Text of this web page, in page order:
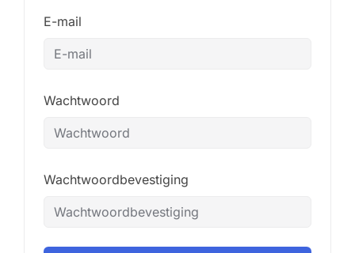
E-mail
Wachtwoord
Wachtwoordbevestiging